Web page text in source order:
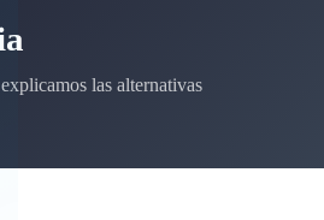
las alternativas